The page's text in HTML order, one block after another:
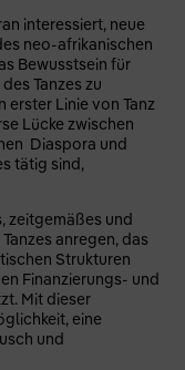
interessiert, neue
neo-afrikanischen
Bewusstsein für
Tanzes zu
Linie von Tanz
Lücke zwischen
Diaspora und
tätig sind,
zeitgemäßes und
anregen, das
Strukturen
Finanzierungs- und
Mit dieser
eine
und